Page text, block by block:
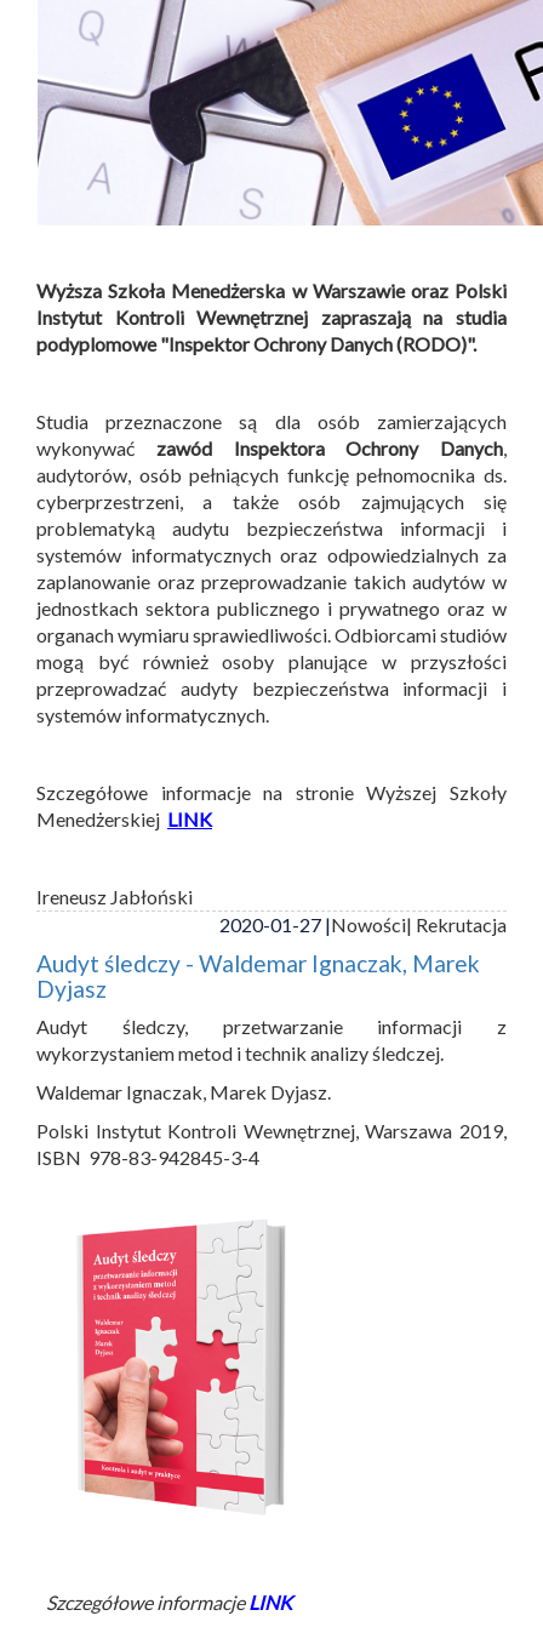
Wyższa Szkoła Menedżerska w Warszawie oraz Polski
Instytut Kontroli Wewnętrznej zapraszają na studia
podyplomowe "Inspektor Ochrony Danych (RODO)".
Studia przeznaczone są dla osób zamierzających
wykonywać zawód Inspektora Ochrony Danych
audytorów, osób pełniących funkcję pełnomocnika ds.
cyberprzestrzeni, a także osób zajmujących się
problematyką audytu bezpieczeństwa informacji i
systemów informatycznych oraz odpowiedzialnych za
zaplanowanie oraz przeprowadzanie takich audytów w
jednostkach sektora publicznego i prywatnego oraz w
organach wymiaru sprawiedliwości. Odbiorcami studiów
mogą być również osoby planujące w przyszłości
przeprowadzać audyty bezpieczeństwa informacji i
systemów informatycznych.
Szczegółowe informacje na stronie Wyższej Szkoły
Menedżerskiej LINK
Ireneusz Jabłoński
2020-01-27 |Nowości| Rekrutacja
Audyt śledczy - Waldemar Ignaczak, Marek
Dyjasz
Audyt śledczy, przetwarzanie informacji z
wykorzystaniem metod i technik analizy śledczej.
Waldemar Ignaczak, Marek Dyjasz.
Polski Instytut Kontroli Wewnętrznej, Warszawa 2019,
ISBN 978-83-942845-3-4
Szczegółowe informacjeLINK